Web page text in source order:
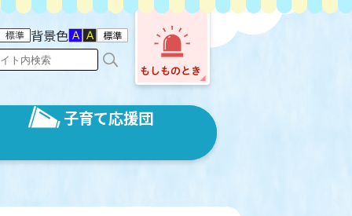
背景色
子育て応援団